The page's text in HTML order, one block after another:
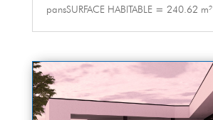
pansSURFACE HABITABLE = 240.62 m²